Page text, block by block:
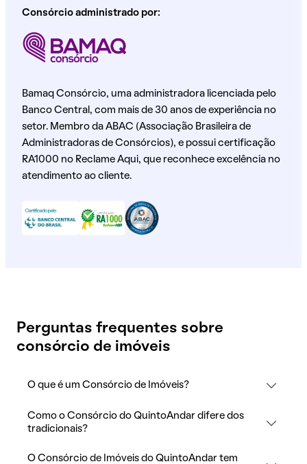
Consórcio administrado por:
Bamaq Consórcio, uma administradora licenciada pelo
Banco Central, com mais de 30 anos de experiência no
setor. Membro da ABAC (Associação Brasileira de
Administradoras de Consórcios), e possui certificação
RA1000 no Reclame Aqui, que reconhece excelência no
atendimento ao cliente.
Perguntas frequentes sobre
consórcio de imóveis
O que é um Consórcio de Imóveis?
Como o Consórcio do QuintoAndar difere dos
tradicionais?
O Consórcio de Imóveis do QuintoAndar tem